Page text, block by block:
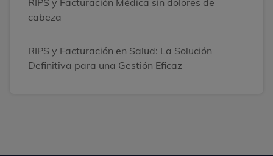
cabeza
RIPS y Facturación en Salud: La Solución
Definitiva para una Gestión Eficaz